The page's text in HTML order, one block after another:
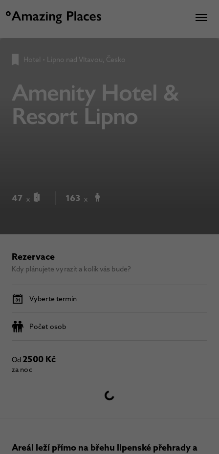
Hotel • Lipno nad Vltavou, Česko
Amenity Hotel &
Resort Lipno
47 x 163 x
Rezervace
Kdy plánujete vyrazit a kolik vás bude?
Vyberte termín
Počet osob
Od2500 Kč
za noc
Areál leží přímo na břehu lipenské přehrady a